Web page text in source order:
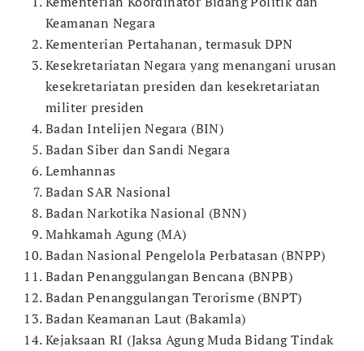
Keamanan Negara
Kementerian Pertahanan, termasuk DPN
Kesekretariatan Negara yang menangani urusan
kesekretariatan presiden dan kesekretariatan
militer presiden
Badan Intelijen Negara (BIN)
Badan Siber dan Sandi Negara
Lemhannas
Badan SAR Nasional
Badan Narkotika Nasional (BNN)
Mahkamah Agung (MA)
Badan Nasional Pengelola Perbatasan (BNPP)
Badan Penanggulangan Bencana (BNPB)
Badan Penanggulangan Terorisme (BNPT)
Badan Keamanan Laut (Bakamla)
Kejaksaan RI (Jaksa Agung Muda Bidang Tindak